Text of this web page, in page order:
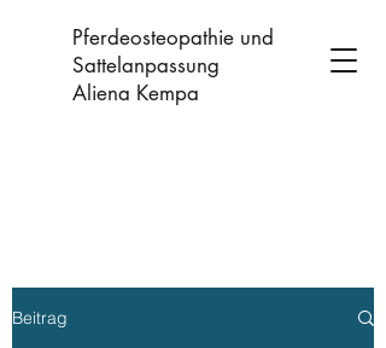
Pferdeosteopathie und
Sattelanpassung
Aliena Kempa
Beitrag